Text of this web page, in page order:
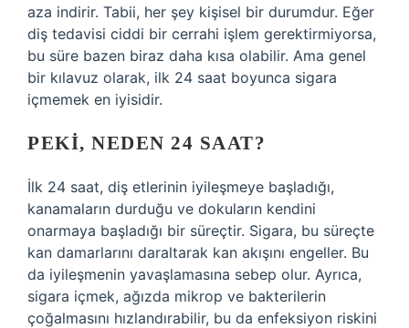
aza indirir. Tabii, her şey kişisel bir durumdur. Eğer
diş tedavisi ciddi bir cerrahi işlem gerektirmiyorsa,
bu süre bazen biraz daha kısa olabilir. Ama genel
bir kılavuz olarak, ilk 24 saat boyunca sigara
içmemek en iyisidir.
PEKI, NEDEN 24 SAAT?
İlk 24 saat, diş etlerinin iyileşmeye başladığı,
kanamaların durduğu ve dokuların kendini
onarmaya başladığı bir süreçtir. Sigara, bu süreçte
kan damarlarını daraltarak kan akışını engeller. Bu
da iyileşmenin yavaşlamasına sebep olur. Ayrıca,
sigara içmek, ağızda mikrop ve bakterilerin
çoğalmasını hızlandırabilir, bu da enfeksiyon riskini